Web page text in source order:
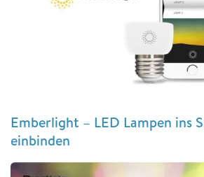
Emberlight – LED Lampen ins
einbinden